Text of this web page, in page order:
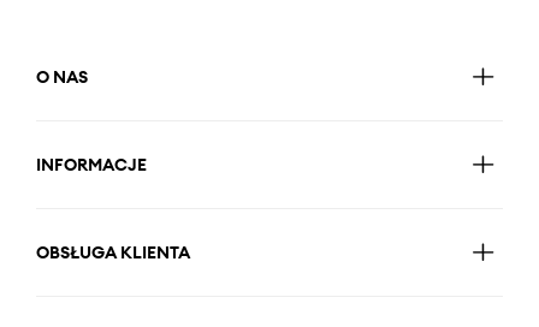
O NAS
INFORMACJE
OBSŁUGA KLIENTA